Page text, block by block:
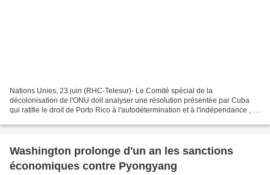
Nations Unies, 23 juin (RHC-Telesur)- Le Comité spécial de la
décolonisation de l'ONU doit analyser une résolution présentée par Cuba
qui ratifie le droit de Porto Rico à l'autodétermination et à l'indépendance , et
Washington prolonge d'un an les sanctions
économiques contre Pyongyang